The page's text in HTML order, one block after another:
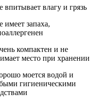
впитывает влагу и грязь
имеет запаха,
компактен и не
место при хранении
моется водой и
гигиеническими